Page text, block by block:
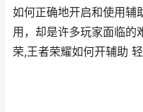
如何正确地开启和使用辅
用，却是许多玩家面临的
荣,王者荣耀如何开辅助